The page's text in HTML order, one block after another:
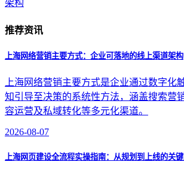
架构
推荐资讯
上海网络营销主要方式：企业可落地的线上渠道架构
上海网络营销主要方式是企业通过数字化
知引导至决策的系统性方法，涵盖搜索营
容运营及私域转化等多元化渠道。
2026-08-07
上海网页建设全流程实操指南：从规划到上线的关